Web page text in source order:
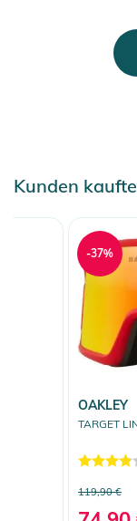
Kunden
OAKLEY
TARGET
119,90 €
-37%